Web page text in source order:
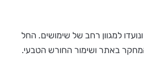
למגוון רחב של שימושים. החל
מרשה, המשך המחקר באתר ושימור החורש הטבעי.